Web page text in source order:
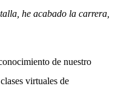
he acabado la carrera,
de nuestro
virtuales de